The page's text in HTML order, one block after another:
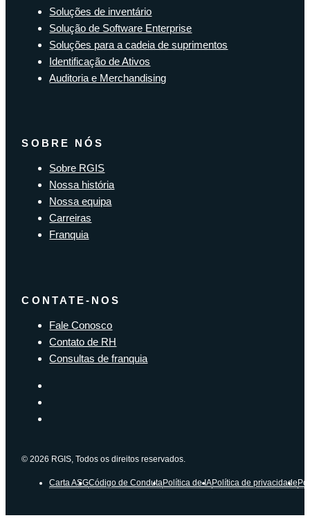
Soluções de inventário
Solução de Software Enterprise
Soluções para a cadeia de suprimentos
Identificação de Ativos
Auditoria e Merchandising
SOBRE NÓS
Sobre RGIS
Nossa história
Nossa equipa
Carreiras
Franquia
CONTATE-NOS
Fale Conosco
Contato de RH
Consultas de franquia
© 2026 RGIS, Todos os direitos reservados.
Carta ASGCódigo de CondutaPolítica de IAPolítica de privacidade